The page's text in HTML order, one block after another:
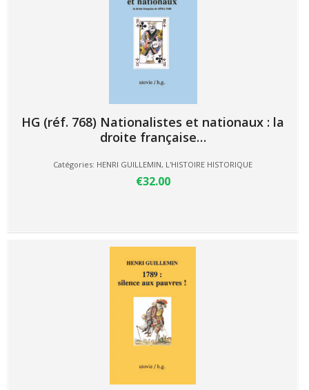
HG (réf. 768) Nationalistes et nationaux : la
droite française…
Catégories: HENRI GUILLEMIN, L'HISTOIRE HISTORIQUE
€32.00